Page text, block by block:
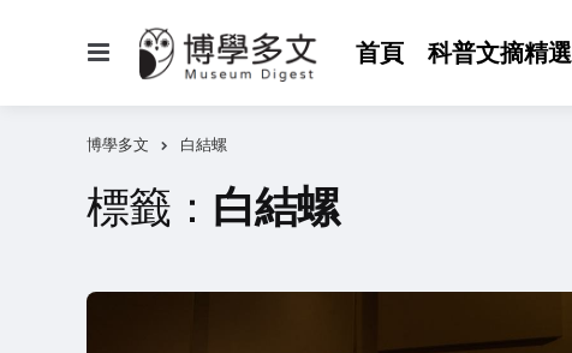
首頁 科普文摘精選
博學多文 白結螺
標籤： 白結螺